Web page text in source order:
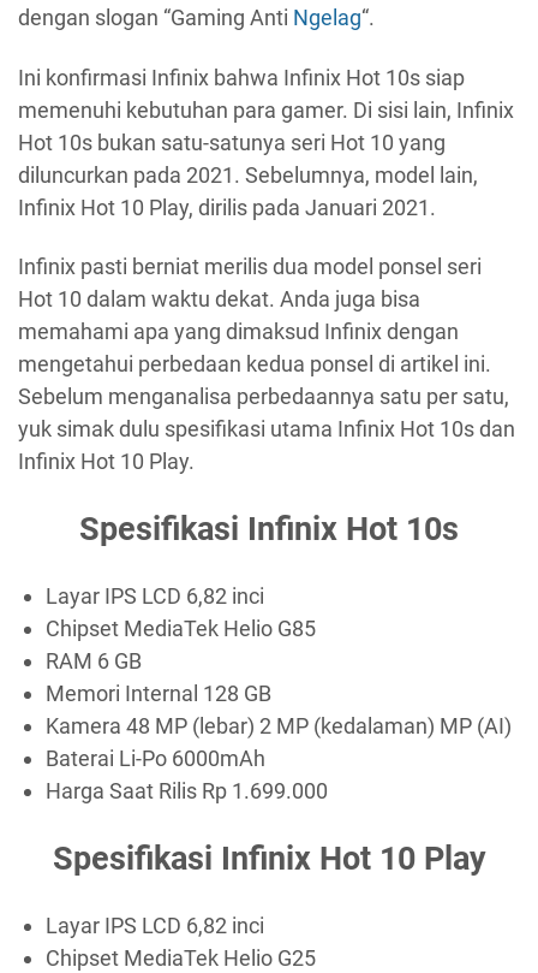
dengan slogan “Gaming Anti Ngelag“.
Ini konfirmasi Infinix bahwa Infinix Hot 10s siap
memenuhi kebutuhan para gamer. Di sisi lain, Infinix
Hot 10s bukan satu-satunya seri Hot 10 yang
diluncurkan pada 2021. Sebelumnya, model lain,
Infinix Hot 10 Play, dirilis pada Januari 2021.
Infinix pasti berniat merilis dua model ponsel seri
Hot 10 dalam waktu dekat. Anda juga bisa
memahami apa yang dimaksud Infinix dengan
mengetahui perbedaan kedua ponsel di artikel ini.
Sebelum menganalisa perbedaannya satu per satu,
yuk simak dulu spesifikasi utama Infinix Hot 10s dan
Infinix Hot 10 Play.
Spesifikasi Infinix Hot 10s
Layar IPS LCD 6,82 inci
Chipset MediaTek Helio G85
RAM 6 GB
Memori Internal 128 GB
Kamera 48 MP (lebar) 2 MP (kedalaman) MP (AI)
Baterai Li-Po 6000mAh
Harga Saat Rilis Rp 1.699.000
Spesifikasi Infinix Hot 10 Play
Layar IPS LCD 6,82 inci
Chipset MediaTek Helio G25